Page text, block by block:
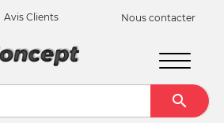
Avis Clients Nous contacter
